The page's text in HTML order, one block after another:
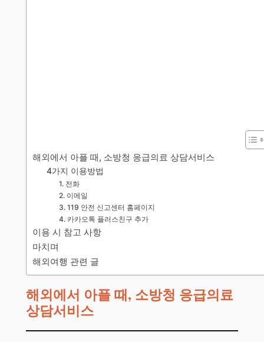
해외에서 아플 때, 소방청 응급의료 상담서비스
4가지 이용방법
1. 전화
2. 이메일
3. 119 안전 신고센터 홈페이지
4. 카카오톡 플러스친구 추가
이용 시 참고 사항
마치며
해외여행 관련 글
해외에서 아플 때, 소방청 응급의료
상담서비스